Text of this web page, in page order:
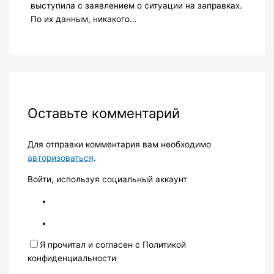
выступила с заявлением о ситуации на заправках.
По их данным, никакого…
Оставьте комментарий
Для отправки комментария вам необходимо
авторизоваться.
Войти, используя социальный аккаунт
Я прочитал и согласен с Политикой
конфиденциальности